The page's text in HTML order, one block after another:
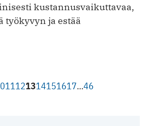
kustannusvaikuttavaa,
työkyvyn ja estää
11121314151617…46